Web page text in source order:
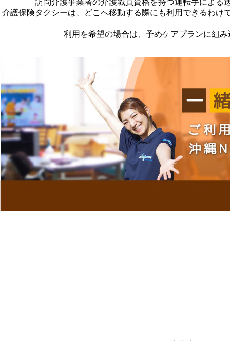
介護保険タクシーは、どこへ移動する際にも利用できるわ
利用を希望の場合は、予めケアプランに組